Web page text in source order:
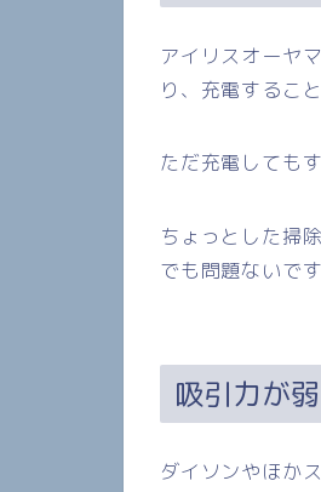
アイリスオーヤ
り、充電するこ
ただ充電しても
ちょっとした掃
でも問題ないで
吸引力が
ダイソンやほか